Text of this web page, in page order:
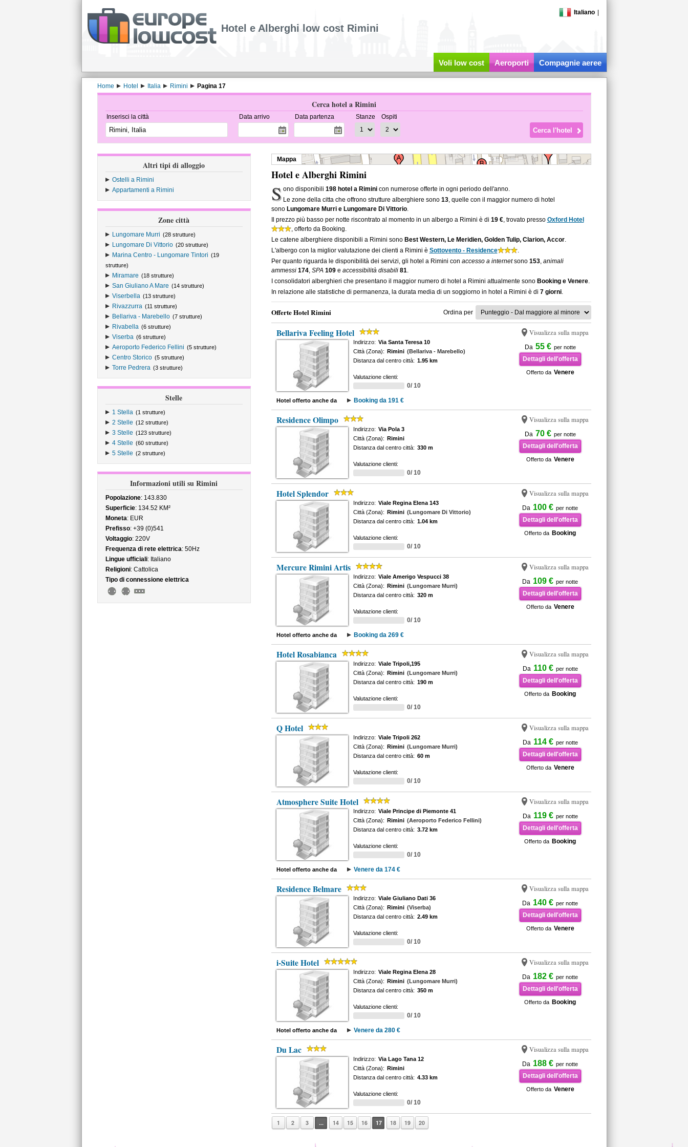
Italiano
Hotel e Alberghi low cost Rimini
Voli low cost Aeroporti Compagnie aeree
Home Hotel Italia Rimini Pagina 17
Cerca hotel a Rimini
Inserisci la città Data arrivo Data partenza Stanze Ospiti
Altri tipi di alloggio
Ostelli a Rimini
Appartamenti a Rimini
Zone città
Lungomare Murri (28 strutture)
Lungomare Di Vittorio (20 strutture)
Marina Centro - Lungomare Tintori (19
strutture)
Miramare (18 strutture)
San Giuliano A Mare (14 strutture)
Viserbella (13 strutture)
Rivazzurra (11 strutture)
Bellariva - Marebello (7 strutture)
Rivabella (6 strutture)
Viserba (6 strutture)
Aeroporto Federico Fellini (5 strutture)
Centro Storico (5 strutture)
Torre Pedrera (3 strutture)
Stelle
1 Stella (1 strutture)
2 Stelle (12 strutture)
3 Stelle (123 strutture)
4 Stelle (60 strutture)
5 Stelle (2 strutture)
Informazioni utili su Rimini
Popolazione: 143.830
Superficie: 134.52 KM²
Moneta: EUR
Prefisso: +39 (0)541
Voltaggio: 220V
Frequenza di rete elettrica: 50Hz
Lingue ufficiali: Italiano
Religioni: Cattolica
Tipo di connessione elettrica
Mappa
Hotel e Alberghi Rimini
S ono disponibili198 hotel a Rimini con numerose offerte in ogni periodo dell'anno.
Le zone della citta che offrono strutture alberghiere sono13, quelle con il maggior numero di hotel
sono Lungomare Murri e Lungomare Di Vittorio.
Il prezzo più basso per notte riscontrato al momento in un albergo a Rimini è di 19 €, trovato presso Oxford Hotel
, offerto da Booking.
Le catene alberghiere disponibili a Rimini sono Best Western, Le Meridien, Golden Tulip, Clarion, Accor.
L'albergo con la miglior valutazione dei clienti a Rimini è Sottovento - Residence
.
Per quanto riguarda le disponibilità dei servizi, gli hotel a Rimini con accesso a internetsono 153, animali
ammessi 174, SPA 109e accessibilità disabili 81.
I consolidatori alberghieri che presentano il maggior numero di hotel a Rimini attualmente sono Booking e Venere.
In relazione alle statistiche di permanenza, la durata media di un soggiorno in hotel a Rimini è di 7 giorni.
Offerte Hotel Rimini Ordina per
Bellariva Feeling Hotel Visualizza sulla mappa
Da 55 € per notte
Dettagli dell'offerta
Offerto da Venere
Indirizzo: Via Santa Teresa 10
Città (Zona): Rimini (Bellariva - Marebello)
Distanza dal centro città: 1.95 km
Valutazione clienti:
0/ 10
Hotel offerto anche da Booking da 191 €
Residence Olimpo Visualizza sulla mappa
Da 70 € per notte
Dettagli dell'offerta
Offerto da Venere
Indirizzo: Via Pola 3
Città (Zona): Rimini
Distanza dal centro città: 330 m
Valutazione clienti:
0/ 10
Hotel Splendor Visualizza sulla mappa
Da 100 € per notte
Dettagli dell'offerta
Offerto da Booking
Indirizzo: Viale Regina Elena 143
Città (Zona): Rimini (Lungomare Di Vittorio)
Distanza dal centro città: 1.04 km
Valutazione clienti:
0/ 10
Mercure Rimini Artis Visualizza sulla mappa
Da 109 € per notte
Dettagli dell'offerta
Offerto da Venere
Indirizzo: Viale Amerigo Vespucci 38
Città (Zona): Rimini (Lungomare Murri)
Distanza dal centro città: 320 m
Valutazione clienti:
0/ 10
Hotel offerto anche da Booking da 269 €
Hotel Rosabianca Visualizza sulla mappa
Da 110 € per notte
Dettagli dell'offerta
Offerto da Booking
Indirizzo: Viale Tripoli,195
Città (Zona): Rimini (Lungomare Murri)
Distanza dal centro città: 190 m
Valutazione clienti:
0/ 10
Q Hotel Visualizza sulla mappa
Da 114 € per notte
Dettagli dell'offerta
Offerto da Venere
Indirizzo: Viale Tripoli 262
Città (Zona): Rimini (Lungomare Murri)
Distanza dal centro città: 60 m
Valutazione clienti:
0/ 10
Atmosphere Suite Hotel Visualizza sulla mappa
Da 119 € per notte
Dettagli dell'offerta
Offerto da Booking
Indirizzo: Viale Principe di Piemonte 41
Città (Zona): Rimini (Aeroporto Federico Fellini)
Distanza dal centro città: 3.72 km
Valutazione clienti:
0/ 10
Hotel offerto anche da Venere da 174 €
Residence Belmare Visualizza sulla mappa
Da 140 € per notte
Dettagli dell'offerta
Offerto da Venere
Indirizzo: Viale Giuliano Dati 36
Città (Zona): Rimini (Viserba)
Distanza dal centro città: 2.49 km
Valutazione clienti:
0/ 10
i-Suite Hotel Visualizza sulla mappa
Da 182 € per notte
Dettagli dell'offerta
Offerto da Booking
Indirizzo: Viale Regina Elena 28
Città (Zona): Rimini (Lungomare Murri)
Distanza dal centro città: 350 m
Valutazione clienti:
0/ 10
Hotel offerto anche da Venere da 280 €
Du Lac Visualizza sulla mappa
Da 188 € per notte
Dettagli dell'offerta
Offerto da Venere
Indirizzo: Via Lago Tana 12
Città (Zona): Rimini
Distanza dal centro città: 4.33 km
Valutazione clienti:
0/ 10
1 2 3 ... 14 15 16 17 18 19 20